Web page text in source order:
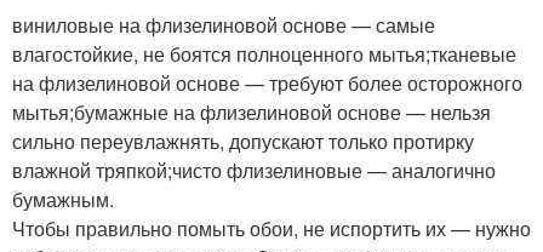
виниловые на флизелиновой основе — самые
влагостойкие, не боятся полноценного мытья;тканевые
на флизелиновой основе — требуют более осторожного
мытья;бумажные на флизелиновой основе — нельзя
сильно переувлажнять, допускают только протирку
влажной тряпкой;чисто флизелиновые — аналогично
бумажным.
Чтобы правильно помыть обои, не испортить их — нужно